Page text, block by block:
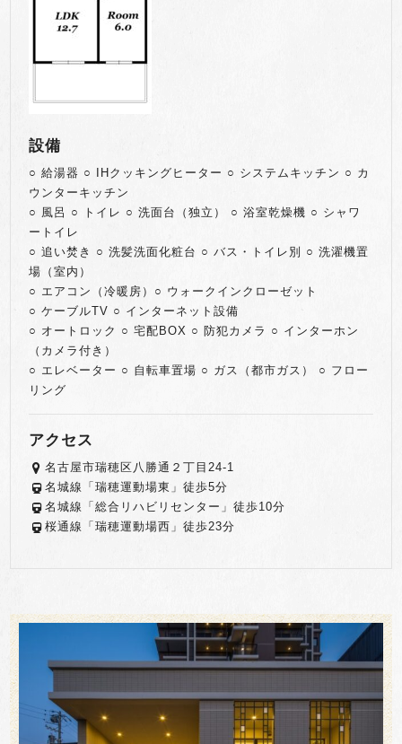
設備
○ 給湯器 ○ IHクッキングヒーター ○ システムキッチン ○ カ
ウンターキッチン
○ 風呂 ○ トイレ ○ 洗面台（独立） ○ 浴室乾燥機 ○ シャワ
ートイレ
○ 追い焚き ○ 洗髪洗面化粧台 ○ バス・トイレ別 ○ 洗濯機置
場（室内）
○ エアコン（冷暖房）○ ウォークインクローゼット
○ ケーブルTV ○ インターネット設備
○ オートロック ○ 宅配BOX ○ 防犯カメラ ○ インターホン
（カメラ付き）
○ エレベーター ○ 自転車置場 ○ ガス（都市ガス） ○ フロー
リング
アクセス
名古屋市瑞穂区八勝通２丁目24-1
名城線「瑞穂運動場東」徒歩5分
名城線「総合リハビリセンター」徒歩10分
桜通線「瑞穂運動場西」徒歩23分